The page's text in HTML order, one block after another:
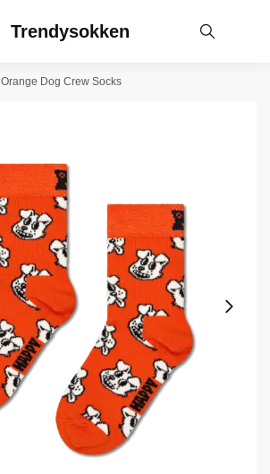
Trendysokken
Orange Dog Crew Socks